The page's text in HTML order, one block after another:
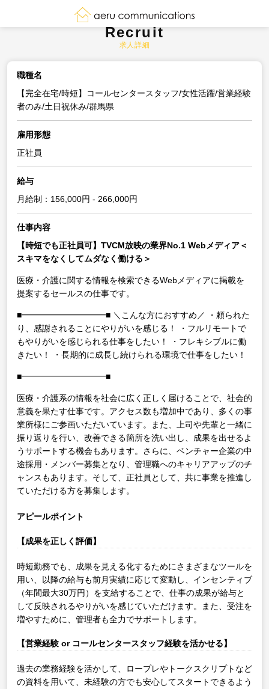
Recruit
求人詳細
職種名
【完全在宅/時短】コールセンタースタッフ/女性活躍/営業経験
者のみ/土日祝休み/群馬県
雇用形態
正社員
給与
月給制：156,000円 - 266,000円
仕事内容
【時短でも正社員可】TVCM放映の業界No.1 Webメディア＜
スキマをなくしてムダなく働ける＞
医療・介護に関する情報を検索できるWebメディアに掲載を
提案するセールスの仕事です。
■━━━━━━━━━━■ ＼こんな方におすすめ／
・頼られた
り、感謝されることにやりがいを感じる！
・フルリモートで
もやりがいを感じられる仕事をしたい！
・フレキシブルに働
きたい！
・長期的に成長し続けられる環境で仕事をしたい！
■━━━━━━━━━━■
医療・介護系の情報を社会に広く正しく届けることで、社会的
意義を果たす仕事です。アクセス数も増加中であり、多くの事
業所様にご参画いただいています。また、上司や先輩と一緒に
振り返りを行い、改善できる箇所を洗い出し、成果を出せるよ
うサポートする機会もあります。さらに、ベンチャー企業の中
途採用・メンバー募集となり、管理職へのキャリアアップのチ
ャンスもあります。そして、正社員として、共に事業を推進し
ていただける方を募集します。
アピールポイント
【成果を正しく評価】
時短勤務でも、成果を見える化するためにさまざまなツールを
用い、以降の給与も前月実績に応じて変動し、インセンティブ
（年間最大30万円）を支給することで、仕事の成果が給与と
して反映されるやりがいを感じていただけます。また、受注を
増やすために、管理者も全力でサポートします。
【営業経験 or コールセンタースタッフ経験を活かせる】
過去の業務経験を活かして、ロープレやトークスクリプトなど
の資料を用いて、未経験の方でも安心してスタートできるよう